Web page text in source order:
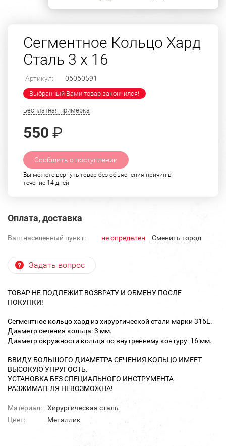
Сегментное Кольцо Хард
Сталь 3 х 16
Артикул: 06060591
Выбранный Вами товар закончился!
Бесплатная примерка
550 ₽
Сообщить о поступлении
Вы можете вернуть товар без объяснения причин в
течение 14 дней
Оплата, доставка
Ваш населенный пункт: не определен Cменить город
Задать вопрос
ТОВАР НЕ ПОДЛЕЖИТ ВОЗВРАТУ И ОБМЕНУ ПОСЛЕ
ПОКУПКИ!
Сегментное кольцо хард из хирургической стали марки 316L.
Диаметр сечения кольца: 3 мм.
Диаметр окружности кольца по внутреннему контуру: 16 мм.
ВВИДУ БОЛЬШОГО ДИАМЕТРА СЕЧЕНИЯ КОЛЬЦО ИМЕЕТ
ВЫСОКУЮ УПРУГОСТЬ.
УСТАНОВКА БЕЗ СПЕЦИАЛЬНОГО ИНСТРУМЕНТА-
РАЗЖИМАТЕЛЯ НЕВОЗМОЖНА!
Материал:
Хирургическая сталь
Цвет:
Металлик